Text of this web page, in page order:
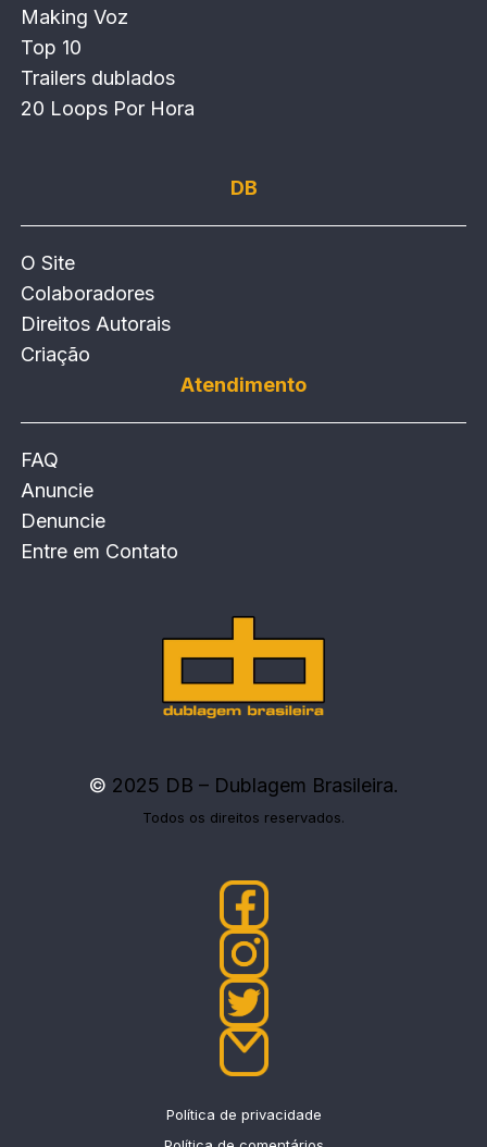
Making Voz
Top 10
Trailers dublados
20 Loops Por Hora
DB
O Site
Colaboradores
Direitos Autorais
Criação
Atendimento
FAQ
Anuncie
Denuncie
Entre em Contato
© 2025 DB – Dublagem Brasileira.
Todos os direitos reservados.
Política de privacidade